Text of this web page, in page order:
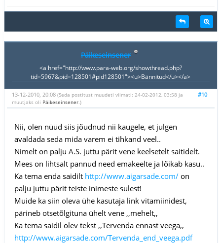
Päikeseinsener
<a href="http://www.para-web.org/showthread.php?
tid=5967&pid=128501#pid128501"><u>Bännitud</u></a>
#10
13-12-2010, 20:08 (Seda postitust muudeti viimati: 24-02-2012, 03:58 ja
muutjaks oli Päikeseinsener.)
Nii, olen nüüd siis jõudnud nii kaugele, et julgen
avaldada seda mida varem ei tihkand veel..
Nimelt on palju A.S. juttu pärit vene keelsetelt saitidelt.
Mees on lihtsalt pannud need emakeelte ja lõikab kasu..
Ka tema enda saidilt http://www.aigarsade.com/on
palju juttu pärit teiste inimeste sulest!
Muide ka siin oleva ühe kasutaja link vitamiinidest,
pärineb otsetõlgituna ühelt vene ,,mehelt,,
Ka tema saidil olev tekst ,,Tervenda ennast veega,,
http://www.aigarsade.com/Tervenda_end_veega.pdf